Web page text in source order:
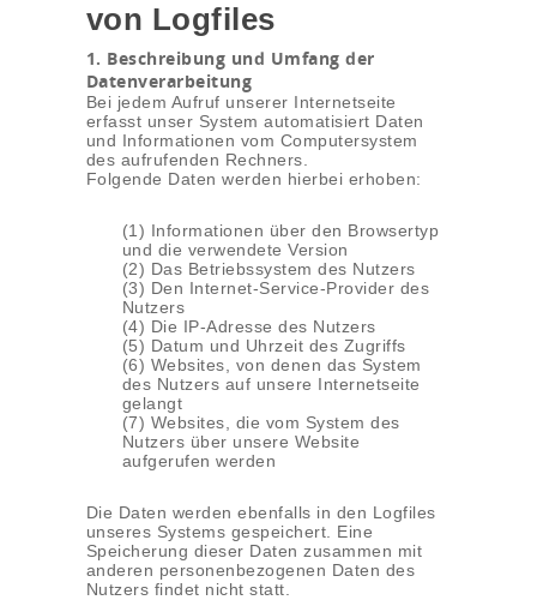
von Logfiles
1. Beschreibung und Umfang der
Datenverarbeitung
Bei jedem Aufruf unserer Internetseite
erfasst unser System automatisiert Daten
und Informationen vom Computersystem
des aufrufenden Rechners.
Folgende Daten werden hierbei erhoben:
(1) Informationen über den Browsertyp
und die verwendete Version
(2) Das Betriebssystem des Nutzers
(3) Den Internet-Service-Provider des
Nutzers
(4) Die IP-Adresse des Nutzers
(5) Datum und Uhrzeit des Zugriffs
(6) Websites, von denen das System
des Nutzers auf unsere Internetseite
gelangt
(7) Websites, die vom System des
Nutzers über unsere Website
aufgerufen werden
Die Daten werden ebenfalls in den Logfiles
unseres Systems gespeichert. Eine
Speicherung dieser Daten zusammen mit
anderen personenbezogenen Daten des
Nutzers findet nicht statt.